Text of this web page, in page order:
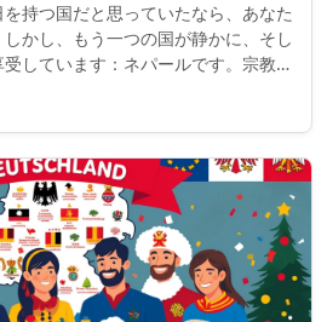
持つ国だと思っていたなら、あなた
かし、もう一つの国が静かに、そし
しています：ネパールです。宗教、
合ったネパールは、現在、世界で最